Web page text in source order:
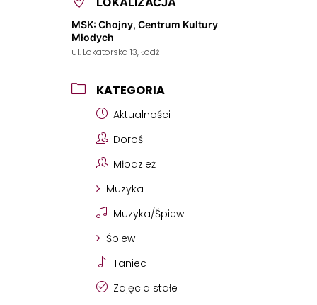
MSK: Chojny, Centrum Kultury
Młodych
ul. Lokatorska 13, Łodź
KATEGORIA
Aktualności
Dorośli
Młodzież
Muzyka
Muzyka/Śpiew
Śpiew
Taniec
Zajęcia stałe